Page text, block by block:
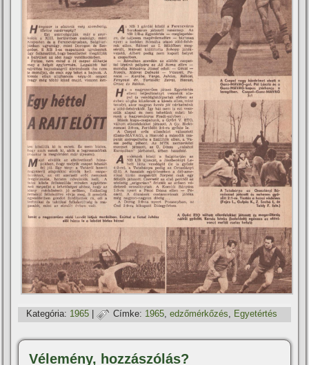
Kategória: 1965 | Címke: 1965,edzőmérkőzés, Egyetértés
Vélemény, hozzászólás?